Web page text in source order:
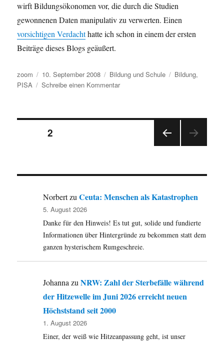
wirft Bildungsökonomen vor, die durch die Studien
gewonnenen Daten manipulativ zu verwerten. Einen
vorsichtigen Verdachthatte ich schon in einem der ersten
Beiträge dieses Blogs geäußert.
Autor
zoom
Veröffentlicht
am
10. September 2008 Kategorien
Bildung und Schule Schlagwörter
Bildung,
PISA
Schreibe einen Kommentarzu
überschätzt
missbraucht?
Seitennummerierung
Beiträge
GE
SEIT
SEITE2
NorbertzuCeuta: Menschen als Katastrophen
5. August 2026
Danke für den Hinweis! Es tut gut, solide und fundierte
Informationen über Hintergründe zu bekommen statt dem
ganzen hysterischem Rumgeschreie.
JohannazuNRW: Zahl der Sterbefälle während
der Hitzewelle im Juni 2026 erreicht neuen
Höchststand seit 2000
1. August 2026
Einer, der weiß wie Hitzeanpassung geht, ist unser